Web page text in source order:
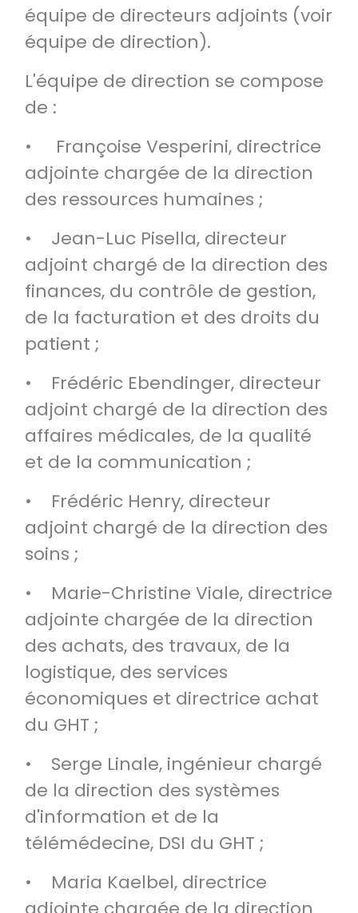
équipe de directeurs adjoints (voir
équipe de direction).
L'équipe de direction se compose
de :
• Françoise Vesperini, directrice
adjointe chargée de la direction
des ressources humaines ;
• Jean-Luc Pisella, directeur
adjoint chargé de la direction des
finances, du contrôle de gestion,
de la facturation et des droits du
patient ;
• Frédéric Ebendinger, directeur
adjoint chargé de la direction des
affaires médicales, de la qualité
et de la communication ;
• Frédéric Henry, directeur
adjoint chargé de la direction des
soins ;
• Marie-Christine Viale, directrice
adjointe chargée de la direction
des achats, des travaux, de la
logistique, des services
économiques et directrice achat
du GHT ;
• Serge Linale, ingénieur chargé
de la direction des systèmes
d'information et de la
télémédecine, DSI du GHT ;
• Maria Kaelbel, directrice